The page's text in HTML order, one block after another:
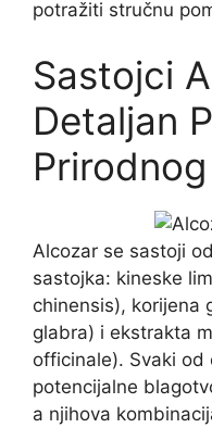
potražiti stručnu
Sastojci
Detaljan
Alcozar se sastoji
sastojka: kineske
chinensis), korijena
glabra) i ekstrakta
officinale). Svaki od
potencijalne
a njihova